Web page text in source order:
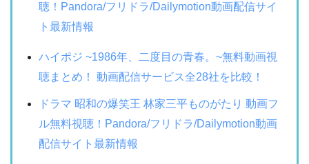
聴！Pandora/フリドラ/Dailymotion動画配信サイ
ト最新情報
ハイポジ ~1986年、二度目の青春。~無料動画視
聴まとめ！ 動画配信サービス全28社を比較！
ドラマ 昭和の爆笑王 林家三平ものがたり 動画フ
ル無料視聴！Pandora/フリドラ/Dailymotion動画
配信サイト最新情報